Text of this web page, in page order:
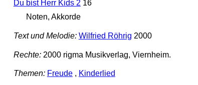
Du bist Herr Kids 216
Noten, Akkorde
Text und Melodie: Wilfried Röhrig 2000
Rechte:2000 rigma Musikverlag, Viernheim.
Themen: Freude, Kinderlied